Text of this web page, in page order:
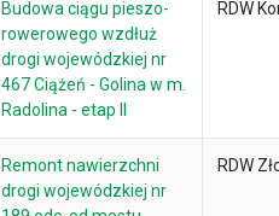
Budowa ciągu pieszo-
rowerowego wzdłuż
drogi wojewódzkiej nr
467 Ciążeń - Golina w m.
Radolina - etap II
RDW
Remont nawierzchni
drogi wojewódzkiej nr
RDW